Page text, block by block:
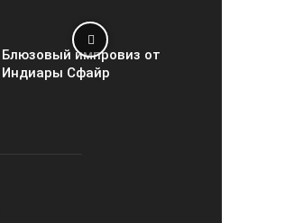
Блюзовый импровиз от
Индиары Сфайр